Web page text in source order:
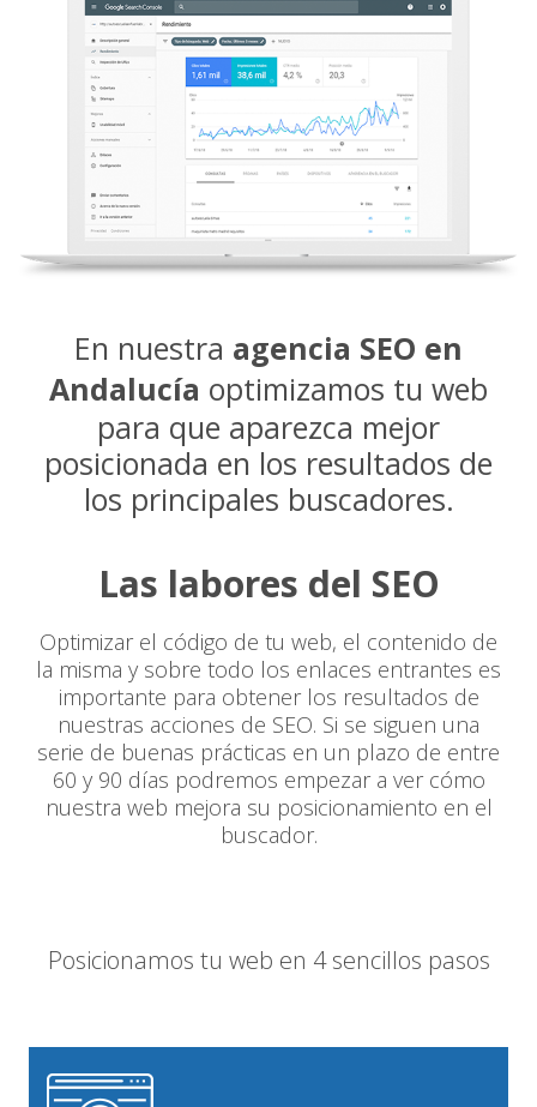
En nuestra agencia SEO en
Andalucía optimizamos tu web
para que aparezca mejor
posicionada en los resultados de
los principales buscadores.
Las labores del SEO
Optimizar el código de tu web, el contenido de
la misma y sobre todo los enlaces entrantes es
importante para obtener los resultados de
nuestras acciones de SEO. Si se siguen una
serie de buenas prácticas en un plazo de entre
60 y 90 días podremos empezar a ver cómo
nuestra web mejora su posicionamiento en el
buscador.
Posicionamos tu web en 4 sencillos pasos